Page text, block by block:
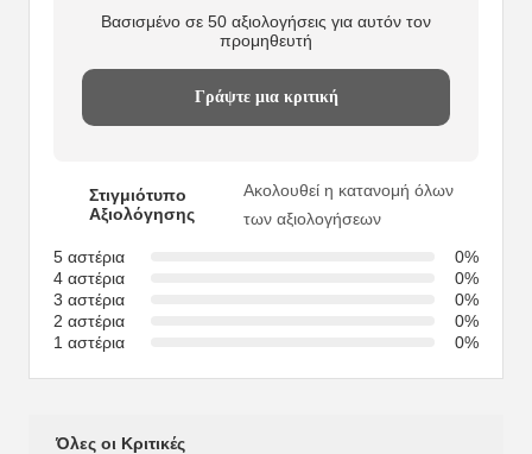
Βασισμένο σε 50 αξιολογήσεις για αυτόν τον
προμηθευτή
Γράψτε μια κριτική
Στιγμιότυπο
Αξιολόγησης
Ακολουθεί η κατανομή όλων
των αξιολογήσεων
5 αστέρια
0%
4 αστέρια
0%
3 αστέρια
0%
2 αστέρια
0%
1 αστέρια
0%
Όλες οι Κριτικές